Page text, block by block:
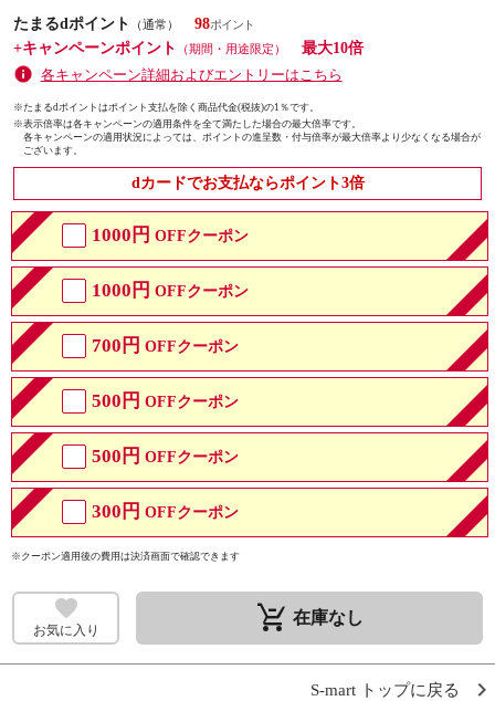
たまるdポイント
（通常）
98
+キャンペーンポイント
（期間・用途限定）
最大10倍
各キャンペーン詳細およびエントリーはこちら
※たまるdポイントはポイント支払を除く商品代金(税抜)の1％です。
※表示倍率は各キャンペーンの適用条件を全て満たした場合の最大倍率です。
各キャンペーンの適用状況によっては、ポイントの進呈数・付与倍率が最大倍率より少なくなる場合が
ございます。
dカードでお支払ならポイント3倍
1000円 OFFクーポン
1000円 OFFクーポン
700円 OFFクーポン
500円 OFFクーポン
500円 OFFクーポン
300円 OFFクーポン
※クーポン適用後の費用は決済画面で確認できます
お気に入り remove_shopping_cart 在庫なし
S-mart トップに戻る